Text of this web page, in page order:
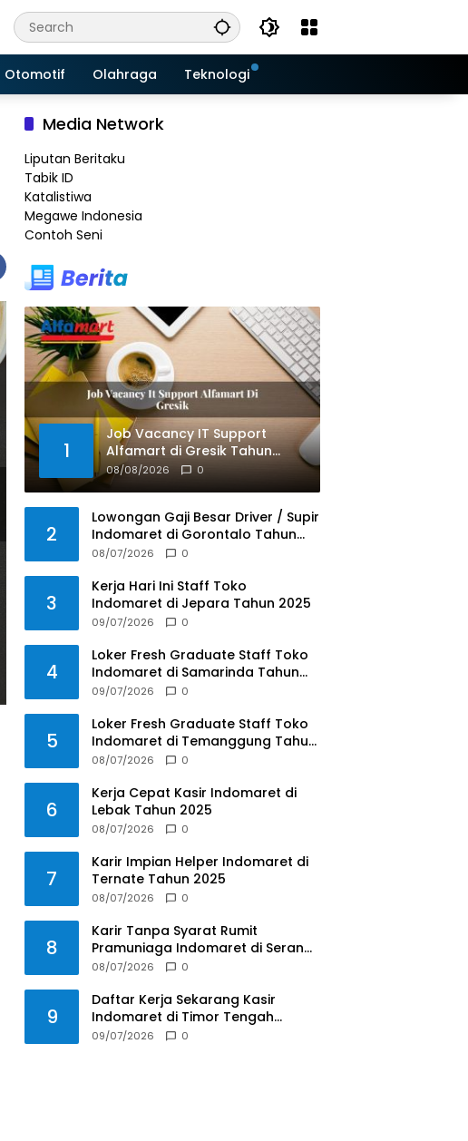
Otomotif Olahraga Teknologi
Media Network
Liputan Beritaku
Tabik ID
Katalistiwa
Megawe Indonesia
Contoh Seni
1
Job Vacancy IT Support
Alfamart di Gresik Tahun
2025
08/08/2026 0
2
Lowongan Gaji Besar Driver / Supir
Indomaret di Gorontalo Tahun
2025
08/07/2026 0
3
Kerja Hari Ini Staff Toko
Indomaret di Jepara Tahun 2025
09/07/2026 0
4
Loker Fresh Graduate Staff Toko
Indomaret di Samarinda Tahun
2025
09/07/2026 0
5
Loker Fresh Graduate Staff Toko
Indomaret di Temanggung Tahun
2025
08/07/2026 0
6
Kerja Cepat Kasir Indomaret di
Lebak Tahun 2025
08/07/2026 0
7
Karir Impian Helper Indomaret di
Ternate Tahun 2025
08/07/2026 0
8
Karir Tanpa Syarat Rumit
Pramuniaga Indomaret di Serang
Tahun 2025
08/07/2026 0
9
Daftar Kerja Sekarang Kasir
Indomaret di Timor Tengah
Selatan Tahun 2025
09/07/2026 0